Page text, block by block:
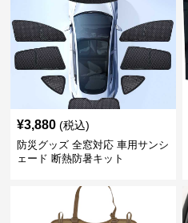
¥3,880 (税込)
防災グッズ 全窓対応 車用サンシ
ェード 断熱防暑キット